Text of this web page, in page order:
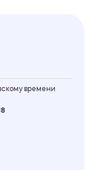
времени